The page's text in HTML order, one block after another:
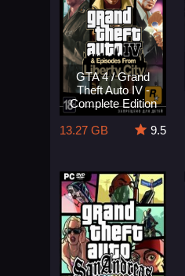
GTA 4 / Grand
Theft Auto IV -
Complete Edition
13.27 GB
9.5